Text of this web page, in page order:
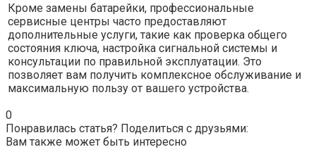
Кроме замены батарейки, профессиональные
сервисные центры часто предоставляют
дополнительные услуги, такие как проверка общего
состояния ключа, настройка сигнальной системы и
консультации по правильной эксплуатации. Это
позволяет вам получить комплексное обслуживание и
максимальную пользу от вашего устройства.
0
Понравилась статья? Поделиться с друзьями:
Вам также может быть интересно